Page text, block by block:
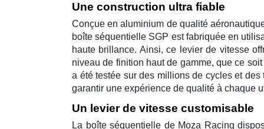
Une construction ultra fiable
Conçue en aluminium de qualité
boîte séquentielle SGP est fabriquée en
haute brillance. Ainsi, ce levier de vitesse
niveau de finition haut de gamme, que ce
a été testée sur des millions de cycles et
garantir une expérience de qualité à chaque
Un levier de vitesse customisable
La boîte séquentielle de Moza Racing